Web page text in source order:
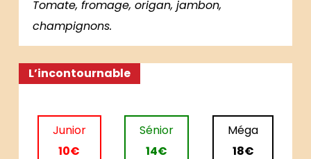
Tomate, fromage, origan, jambon,
champignons.
L’incontournable
Junior
10€
Sénior
14€
Méga
18€